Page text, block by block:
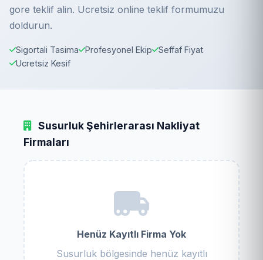
gore teklif alin. Ucretsiz online teklif formumuzu
doldurun.
Sigortali Tasima Profesyonel Ekip
Seffaf Fiyat
Ucretsiz Kesif
Susurluk Şehirlerarası Nakliyat
Firmaları
Henüz Kayıtlı Firma Yok
Susurluk bölgesinde henüz kayıtlı